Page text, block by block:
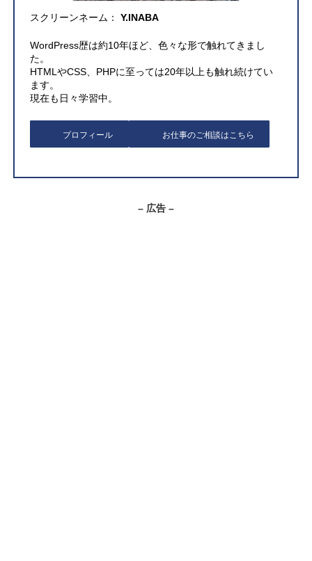
スクリーンネーム： Y.INABA
WordPress歴は約10年ほど、色々な形で触れてきまし
た。
HTMLやCSS、PHPに至っては20年以上も触れ続けてい
ます。
現在も日々学習中。
プロフィール お仕事のご相談はこちら
– 広告 –